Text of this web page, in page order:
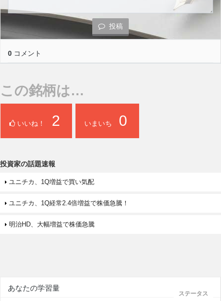
投稿
0 コメント
この銘柄は…
いいね！ 2 いまいち 0
投資家の話題速報
ユニチカ、1Q増益で買い気配
ユニチカ、1Q経常2.4倍増益で株価急騰！
明治HD、大幅増益で株価急騰
ステータス
あなたの学習量